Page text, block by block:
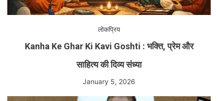
लोकप्रिय
Kanha Ke Ghar Ki Kavi Goshti : भक्ति, प्रेम और
साहित्य की दिव्य संध्या
January 5, 2026